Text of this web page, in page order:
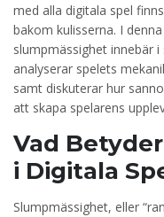
med alla digitala spel
bakom kulisserna. I
slumpmässighet innebär
analyserar spelets
samt diskuterar hur
att skapa spelarens
Vad
i Digitala
Slumpmässighet, eller